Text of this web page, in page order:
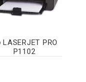
LASERJET PRO
P1102